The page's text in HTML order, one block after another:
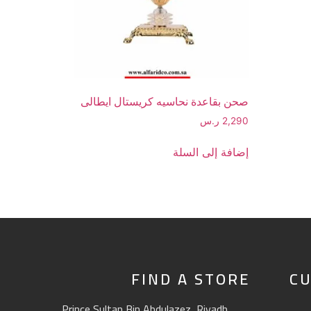
صحن بقاعدة نحاسيه كريستال ايطالى
2,290 ر.س
إضافة إلى السلة
FIND A STORE